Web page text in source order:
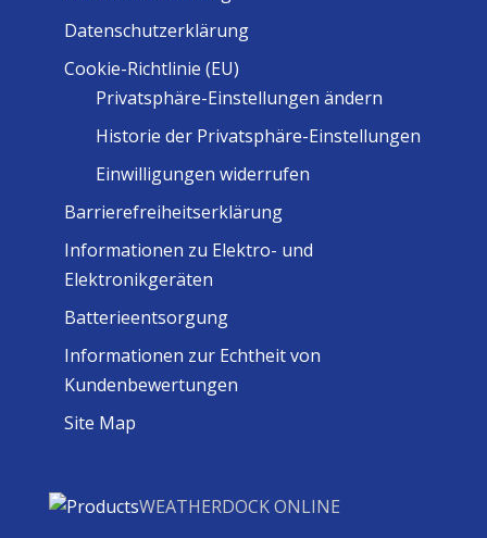
Datenschutzerklärung
Cookie-Richtlinie (EU)
Privatsphäre-Einstellungen ändern
Historie der Privatsphäre-Einstellungen
Einwilligungen widerrufen
Barrierefreiheitserklärung
Informationen zu Elektro- und
Elektronikgeräten
Batterieentsorgung
Informationen zur Echtheit von
Kundenbewertungen
Site Map
WEATHERDOCK ONLINE